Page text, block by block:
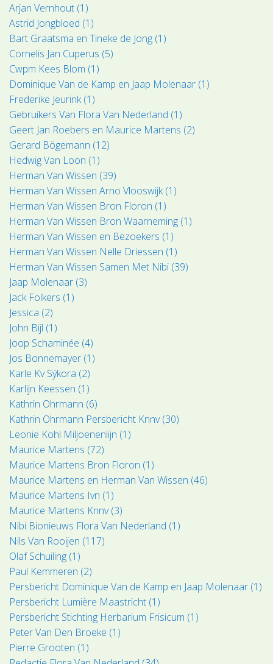
Arjan Vernhout (1)
Astrid Jongbloed (1)
Bart Graatsma en Tineke de Jong (1)
Cornelis Jan Cuperus (5)
Cwpm Kees Blom (1)
Dominique Van de Kamp en Jaap Molenaar (1)
Frederike Jeurink (1)
Gebruikers Van Flora Van Nederland (1)
Geert Jan Roebers en Maurice Martens (2)
Gerard Bögemann (12)
Hedwig Van Loon (1)
Herman Van Wissen (39)
Herman Van Wissen Arno Vlooswijk (1)
Herman Van Wissen Bron Floron (1)
Herman Van Wissen Bron Waarneming (1)
Herman Van Wissen en Bezoekers (1)
Herman Van Wissen Nelle Driessen (1)
Herman Van Wissen Samen Met Nibi (39)
Jaap Molenaar (3)
Jack Folkers (1)
Jessica (2)
John Bijl (1)
Joop Schaminée (4)
Jos Bonnemayer (1)
Karle Kv Sýkora (2)
Karlijn Keessen (1)
Kathrin Ohrmann (6)
Kathrin Ohrmann Persbericht Knnv (30)
Leonie Kohl Miljoenenlijn (1)
Maurice Martens (72)
Maurice Martens Bron Floron (1)
Maurice Martens en Herman Van Wissen (46)
Maurice Martens Ivn (1)
Maurice Martens Knnv (3)
Nibi Bionieuws Flora Van Nederland (1)
Nils Van Rooijen (117)
Olaf Schuiling (1)
Paul Kemmeren (2)
Persbericht Dominique Van de Kamp en Jaap Molenaar (1)
Persbericht Lumière Maastricht (1)
Persbericht Stichting Herbarium Frisicum (1)
Peter Van Den Broeke (1)
Pierre Grooten (1)